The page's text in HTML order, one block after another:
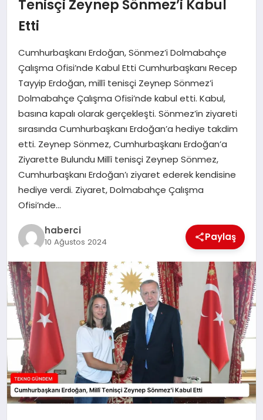
EKONOMI
MAGAZIN
SAĞLIK
SIYASET
SPOR
YAŞAM
Tenisçi Zeynep Sönmez’i Kabul
Etti
Cumhurbaşkanı Erdoğan, Sönmez’i Dolmabahçe
Çalışma Ofisi’nde Kabul Etti Cumhurbaşkanı Recep
Tayyip Erdoğan, millî tenisçi Zeynep Sönmez’i
Dolmabahçe Çalışma Ofisi’nde kabul etti. Kabul,
basına kapalı olarak gerçekleşti. Sönmez’in ziyareti
sırasında Cumhurbaşkanı Erdoğan’a hediye takdim
etti. Zeynep Sönmez, Cumhurbaşkanı Erdoğan’a
Ziyarette Bulundu Millî tenisçi Zeynep Sönmez,
Cumhurbaşkanı Erdoğan’ı ziyaret ederek kendisine
hediye verdi. Ziyaret, Dolmabahçe Çalışma
Ofisi’nde…
haberci
10 Ağustos 2024 Paylaş